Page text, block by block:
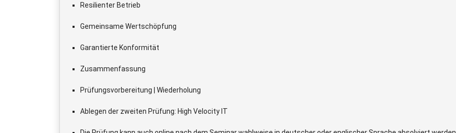
Resilienter Betrieb
Gemeinsame Wertschöpfung
Garantierte Konformität
Zusammenfassung
Prüfungsvorbereitung | Wiederholung
Ablegen der zweiten Prüfung: High Velocity IT